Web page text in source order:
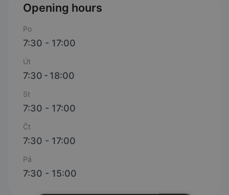
Opening hours
Po
7:30 - 17:00
Út
7:30 - 18:00
St
7:30 - 17:00
Čt
7:30 - 17:00
Pá
7:30 - 15:00